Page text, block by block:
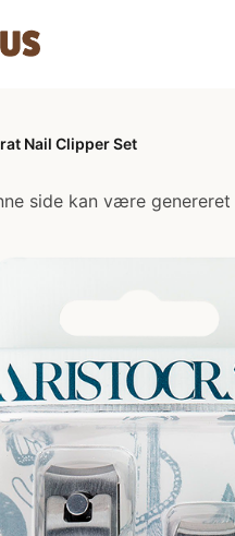
Nail Clipper Set
side kan være